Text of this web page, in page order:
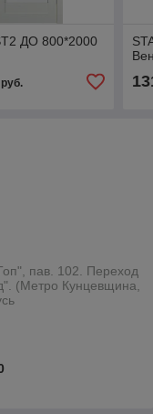
ДО 800*2000
пав. 102. Переход
(Метро Кунцевщина,